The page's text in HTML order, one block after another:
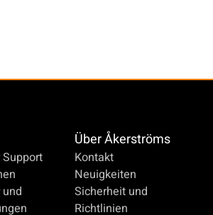
Über Åkerströms
Kontakt
Neuigkeiten
Sicherheit und
Richtlinien